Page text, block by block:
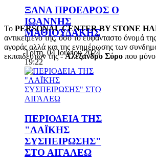
ΞΑΝΑ ΠΡΟΕΔΡΟΣ Ο
ΙΩΑΝΝΗΣ
ΜΑΘΙΟΥΔΑΚΗΣ
Τρίτη, 04 Ιουνίου 2024
19:22
ΠΕΡΙΟΔΕΙΑ ΤΗΣ
"ΛΑΪΚΗΣ
ΣΥΣΠΕΙΡΩΣΗΣ"
ΣΤΟ ΑΙΓΑΛΕΩ
Το PERSONAL CENTER BY STONE
αντικείμενο της, όσο το ευφάνταστο όνομά
αγοράς αλλά και της ενημέρωσης των
εκπαιδευτών της -Αλέξανδρο Σύρο που μόνο